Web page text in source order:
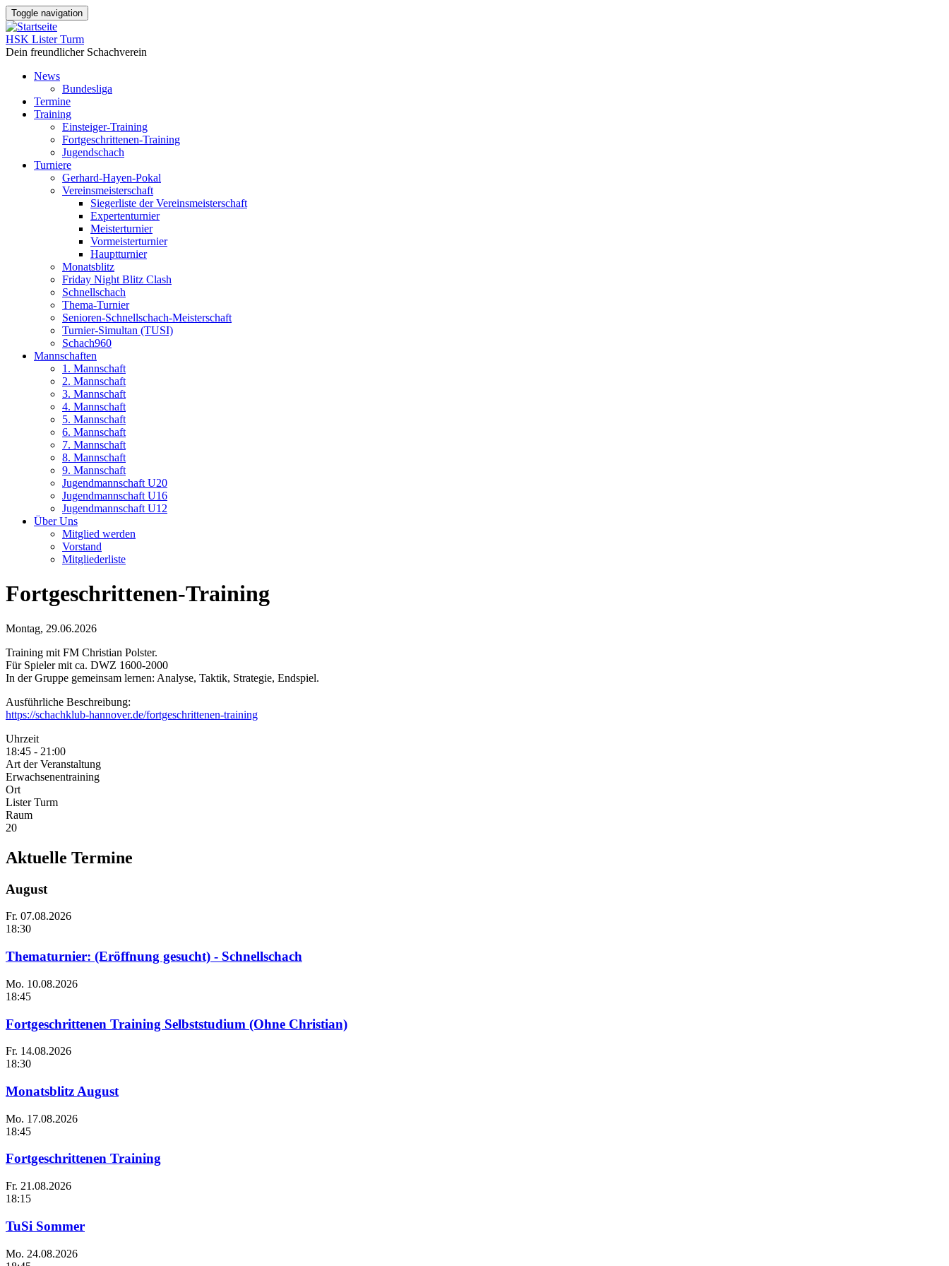
Direkt
zum
Inhalt
Toggle navigation
HSK Lister Turm
Dein freundlicher Schachverein
Main
navigation
News
Bundesliga
Termine
Training
Einsteiger-Training
Fortgeschrittenen-Training
Jugendschach
Turniere
Gerhard-Hayen-Pokal
Vereinsmeisterschaft
Siegerliste der Vereinsmeisterschaft
Expertenturnier
Meisterturnier
Vormeisterturnier
Hauptturnier
Monatsblitz
Friday Night Blitz Clash
Schnellschach
Thema-Turnier
Senioren-Schnellschach-Meisterschaft
Turnier-Simultan (TUSI)
Schach960
Mannschaften
1. Mannschaft
2. Mannschaft
3. Mannschaft
4. Mannschaft
5. Mannschaft
6. Mannschaft
7. Mannschaft
8. Mannschaft
9. Mannschaft
Jugendmannschaft U20
Jugendmannschaft U16
Jugendmannschaft U12
Über Uns
Mitglied werden
Vorstand
Mitgliederliste
Fortgeschrittenen-Training
Datum
Montag, 29.06.2026
Training mit FM Christian Polster.
Für Spieler mit ca. DWZ 1600-2000
In der Gruppe gemeinsam lernen: Analyse, Taktik, Strategie, Endspiel.
Ausführliche Beschreibung:
https://schachklub-hannover.de/fortgeschrittenen-training
Uhrzeit
18:45 - 21:00
Art der Veranstaltung
Erwachsenentraining
Ort
Lister Turm
Raum
20
Aktuelle Termine
August
Fr. 07.08.2026
18:30
Thematurnier: (Eröffnung gesucht) - Schnellschach
Mo. 10.08.2026
18:45
Fortgeschrittenen Training Selbststudium (Ohne Christian)
Fr. 14.08.2026
18:30
Monatsblitz August
Mo. 17.08.2026
18:45
Fortgeschrittenen Training
Fr. 21.08.2026
18:15
TuSi Sommer
Mo. 24.08.2026